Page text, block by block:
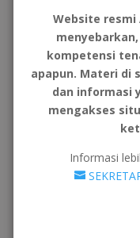
Page1/
Website resmi
kompetensi
apapun. Materi di
dan informasi
mengakses
Informasi